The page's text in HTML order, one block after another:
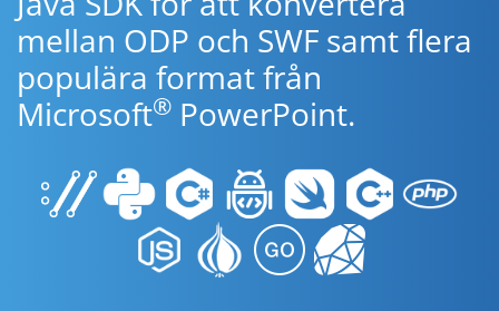
mellan ODP och SWF samt flera
populära format från
Microsoft® PowerPoint.